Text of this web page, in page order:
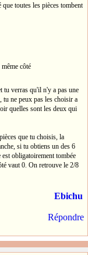
toutes les pièces tombent
côté
tu verras qu'il n'y a pas une
tu ne peux pas les choisir a
quelles sont les deux qui
que tu choisis, la
si tu obtiens un des 6
obligatoirement tombée
vaut 0. On retrouve le 2/8
Ebichu
Répondre